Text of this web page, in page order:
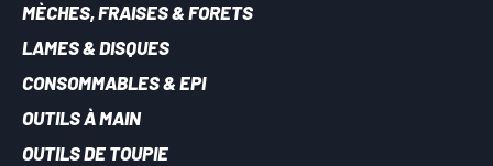
MÈCHES, FRAISES & FORETS
LAMES & DISQUES
CONSOMMABLES & EPI
OUTILS À MAIN
OUTILS DE TOUPIE